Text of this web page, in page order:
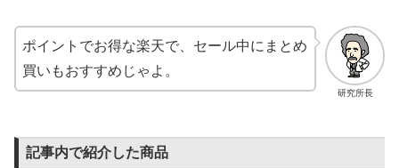
研究所長
ポイントでお得な楽天で、セール中にまとめ
買いもおすすめじゃよ。
記事内で紹介した商品